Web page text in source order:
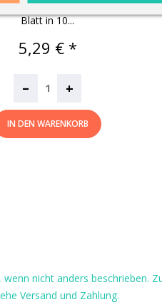
g/m² · 30 x 42cm · 10
Blatt in 10...
Preis
5,29 € *
– +
IN DEN WARENKORB
wenn nicht anders beschrieben.
Versand und Zahlung.